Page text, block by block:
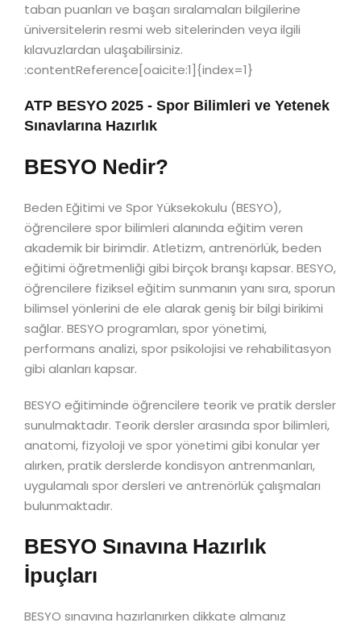
taban puanları ve başarı sıralamaları bilgilerine
üniversitelerin resmi web sitelerinden veya ilgili
kılavuzlardan ulaşabilirsiniz.
:contentReference[oaicite:1]{index=1}
ATP BESYO 2025 - Spor Bilimleri ve Yetenek
Sınavlarına Hazırlık
BESYO Nedir?
Beden Eğitimi ve Spor Yüksekokulu (BESYO),
öğrencilere spor bilimleri alanında eğitim veren
akademik bir birimdir. Atletizm, antrenörlük, beden
eğitimi öğretmenliği gibi birçok branşı kapsar. BESYO,
öğrencilere fiziksel eğitim sunmanın yanı sıra, sporun
bilimsel yönlerini de ele alarak geniş bir bilgi birikimi
sağlar. BESYO programları, spor yönetimi,
performans analizi, spor psikolojisi ve rehabilitasyon
gibi alanları kapsar.
BESYO eğitiminde öğrencilere teorik ve pratik dersler
sunulmaktadır. Teorik dersler arasında spor bilimleri,
anatomi, fizyoloji ve spor yönetimi gibi konular yer
alırken, pratik derslerde kondisyon antrenmanları,
uygulamalı spor dersleri ve antrenörlük çalışmaları
bulunmaktadır.
BESYO Sınavına Hazırlık
İpuçları
BESYO sınavına hazırlanırken dikkate almanız